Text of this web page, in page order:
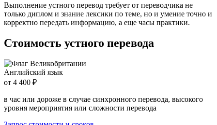
Выполнение устного перевод требует от переводчика не
только диплом и знание лексики по теме, но и умение точно и
корректно передать информацию, а еще часы практики.
Стоимость устного перевода
Английский язык
от 4 400 ₽
в час или дороже в случае синхронного перевода, высокого
уровня мероприятия или сложности перевода